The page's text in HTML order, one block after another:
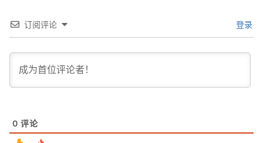
订阅评论 登录
0 评论